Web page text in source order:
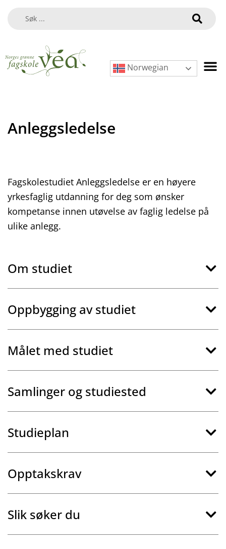
Norwegian
Anleggsledelse
Fagskolestudiet Anleggsledelse er en høyere
yrkesfaglig utdanning for deg som ønsker
kompetanse innen utøvelse av faglig ledelse på
ulike anlegg.
Om studiet
Oppbygging av studiet
Målet med studiet
Samlinger og studiested
Studieplan
Opptakskrav
Slik søker du